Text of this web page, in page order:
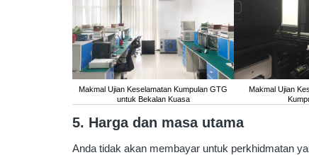
Makmal Ujian Keselamatan Kumpulan GTG
untuk Bekalan Kuasa
Makmal Ujian
5. Harga dan masa utama
Anda tidak akan membayar untuk perkhidmatan